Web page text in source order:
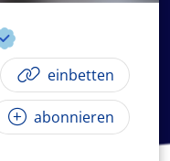
einbetten
abonnieren